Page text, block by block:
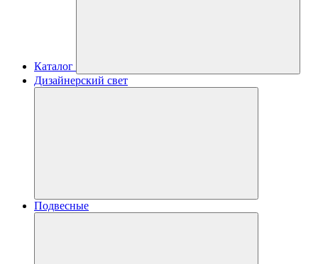
Каталог
Дизайнерский свет
Подвесные